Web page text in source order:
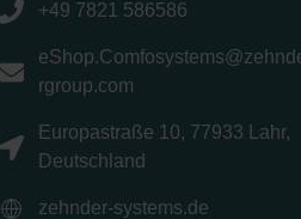
+49 7821 586586
rgroup.com
Europastraße 10, 77933 Lahr,
Deutschland
zehnder-systems.de